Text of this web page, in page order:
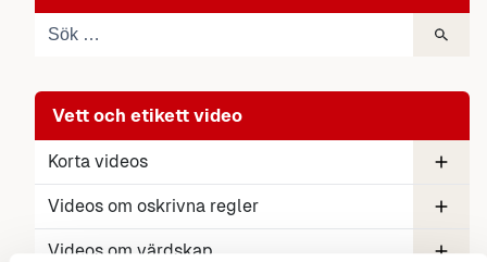
Vett och etikett video
Korta videos
Värden lämnar sist
Dricka öl ur flaska
Kollegan luktar svett
Videos om oskrivna regler
Oskrivna etikettsregler
Videos om värdskap